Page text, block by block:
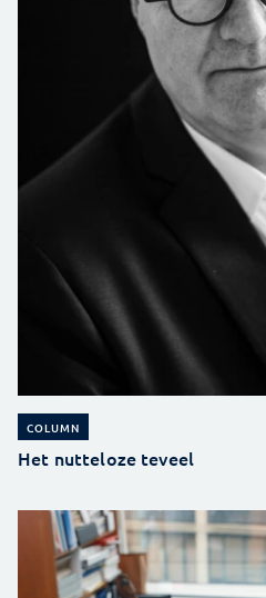
COLUMN
Het nutteloze teveel